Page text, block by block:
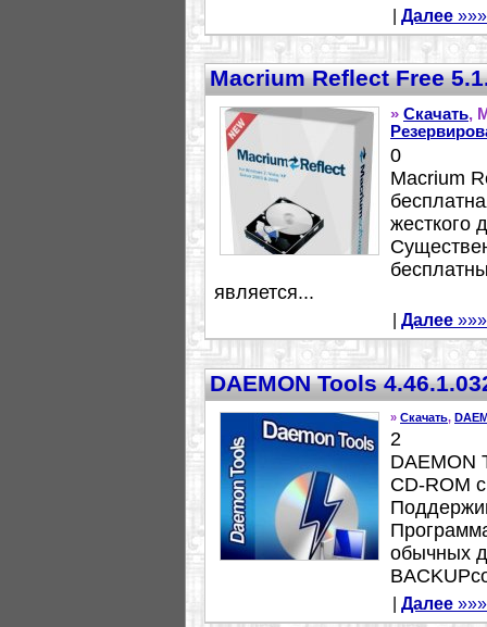
Далее »»»
Macrium Reflect Free
» Скачать,
0
Macrium
жесткого
является...
Далее »»»
DAEMON Tools
» Скачать,
2
DAEMON
СD-ROM
обычных
Далее »»»